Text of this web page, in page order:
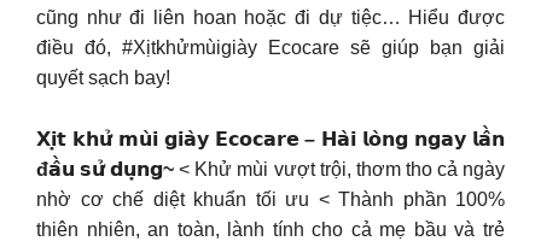
cũng như đi liên hoan hoặc đi dự tiệc… Hiểu được
điều đó, #Xịtkhửmùigiày Ecocare sẽ giúp bạn giải
quyết sạch bay!
𝗫𝗶̣𝘁 𝗸𝗵𝘂̛̉ 𝗺𝘂̀𝗶 𝗴𝗶𝗮̀𝘆 𝗘𝗰𝗼𝗰𝗮𝗿𝗲 – 𝗛𝗮̀𝗶 𝗹𝗼̀𝗻𝗴 𝗻𝗴𝗮𝘆 𝗹𝗮̂̀𝗻
đ𝗮̂̀𝘂 𝘀𝘂̛̉ 𝗱𝘂̣𝗻𝗴~ < Khử mùi vượt trội, thơm tho cả ngày
nhờ cơ chế diệt khuẩn tối ưu < Thành phần 100%
thiên nhiên, an toàn, lành tính cho cả mẹ bầu và trẻ